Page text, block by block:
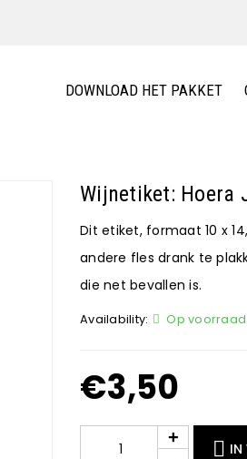
DOWNLOAD HET PAKKET
Wijnetiket: Hoera
Dit etiket, formaat 10 x
andere fles drank te
die net bevallen is.
Availability: Op voorraad
€3,50
IN